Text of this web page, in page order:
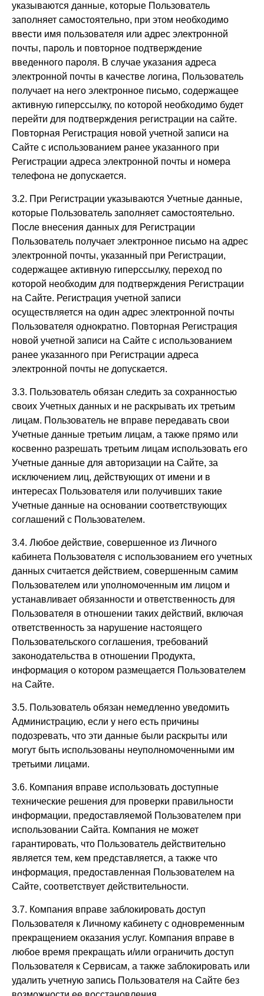
указываются данные, которые Пользователь
заполняет самостоятельно, при этом необходимо
ввести имя пользователя или адрес электронной
почты, пароль и повторное подтверждение
введенного пароля. В случае указания адреса
электронной почты в качестве логина, Пользователь
получает на него электронное письмо, содержащее
активную гиперссылку, по которой необходимо будет
перейти для подтверждения регистрации на сайте.
Повторная Регистрация новой учетной записи на
Сайте с использованием ранее указанного при
Регистрации адреса электронной почты и номера
телефона не допускается.
3.2. При Регистрации указываются Учетные данные,
которые Пользователь заполняет самостоятельно.
После внесения данных для Регистрации
Пользователь получает электронное письмо на адрес
электронной почты, указанный при Регистрации,
содержащее активную гиперссылку, переход по
которой необходим для подтверждения Регистрации
на Сайте. Регистрация учетной записи
осуществляется на один адрес электронной почты
Пользователя однократно. Повторная Регистрация
новой учетной записи на Сайте с использованием
ранее указанного при Регистрации адреса
электронной почты не допускается.
3.3. Пользователь обязан следить за сохранностью
своих Учетных данных и не раскрывать их третьим
лицам. Пользователь не вправе передавать свои
Учетные данные третьим лицам, а также прямо или
косвенно разрешать третьим лицам использовать его
Учетные данные для авторизации на Сайте, за
исключением лиц, действующих от имени и в
интересах Пользователя или получивших такие
Учетные данные на основании соответствующих
соглашений с Пользователем.
3.4. Любое действие, совершенное из Личного
кабинета Пользователя с использованием его учетных
данных считается действием, совершенным самим
Пользователем или уполномоченным им лицом и
устанавливает обязанности и ответственность для
Пользователя в отношении таких действий, включая
ответственность за нарушение настоящего
Пользовательского соглашения, требований
законодательства в отношении Продукта,
информация о котором размещается Пользователем
на Сайте.
3.5. Пользователь обязан немедленно уведомить
Администрацию, если у него есть причины
подозревать, что эти данные были раскрыты или
могут быть использованы неуполномоченными им
третьими лицами.
3.6. Компания вправе использовать доступные
технические решения для проверки правильности
информации, предоставляемой Пользователем при
использовании Сайта. Компания не может
гарантировать, что Пользователь действительно
является тем, кем представляется, а также что
информация, предоставленная Пользователем на
Сайте, соответствует действительности.
3.7. Компания вправе заблокировать доступ
Пользователя к Личному кабинету с одновременным
прекращением оказания услуг. Компания вправе в
любое время прекращать и/или ограничить доступ
Пользователя к Сервисам, а также заблокировать или
удалить учетную запись Пользователя на Сайте без